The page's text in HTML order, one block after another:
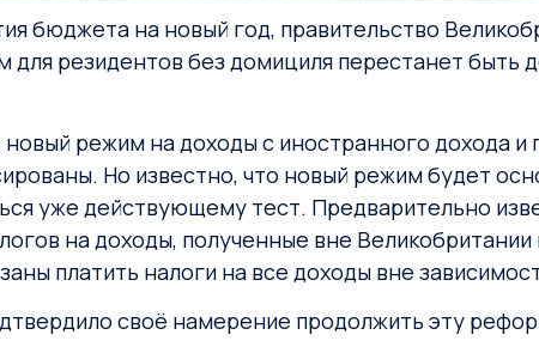
бюджета на новый год, правительство
резидентов без домициля перестанет быть
режим на доходы с иностранного дохода
Но известно, что новый режим будет
уже действующему тест. Предварительно
на доходы, полученные вне
платить налоги на все доходы вне
своё намерение продолжить эту